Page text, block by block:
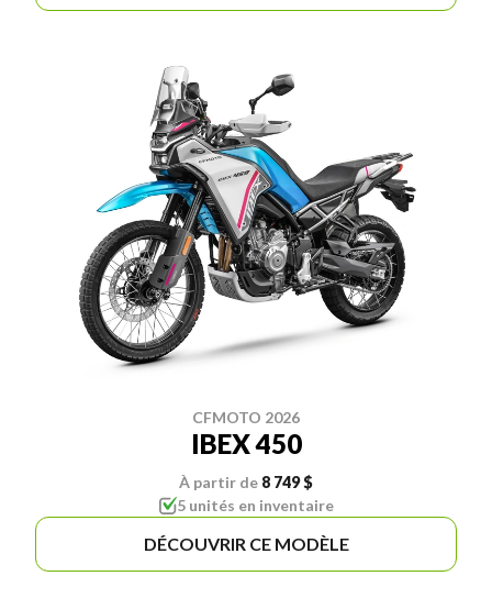
CFMOTO 2026
IBEX 450
À partir de 8 749 $
5 unités en inventaire
DÉCOUVRIR CE MODÈLE